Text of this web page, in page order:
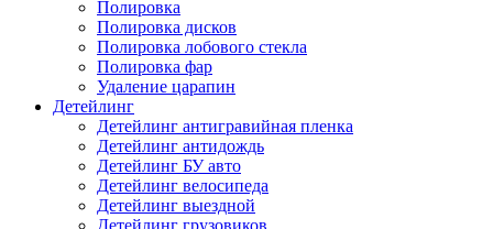
Полировка
Полировка дисков
Полировка лобового стекла
Полировка фар
Удаление царапин
Детейлинг
Детейлинг антигравийная пленка
Детейлинг антидождь
Детейлинг БУ авто
Детейлинг велосипеда
Детейлинг выездной
Детейлинг грузовиков